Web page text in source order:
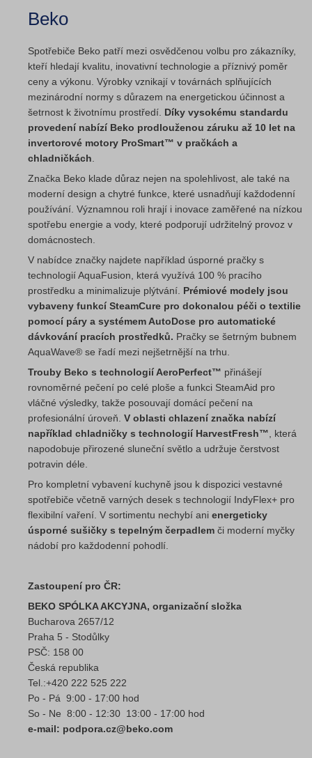
Beko
Spotřebiče Beko patří mezi osvědčenou volbu pro zákazníky,
kteří hledají kvalitu, inovativní technologie a příznivý poměr
ceny a výkonu. Výrobky vznikají v továrnách splňujících
mezinárodní normy s důrazem na energetickou účinnost a
šetrnost k životnímu prostředí. Díky vysokému standardu
provedení nabízí Beko prodlouženou záruku až 10 let na
invertorové motory ProSmart™ v pračkách a
chladničkách
Značka Beko klade důraz nejen na spolehlivost, ale také na
moderní design a chytré funkce, které usnadňují každodenní
používání. Významnou roli hrají i inovace zaměřené na nízkou
spotřebu energie a vody, které podporují udržitelný provoz v
domácnostech.
V nabídce značky najdete například úsporné pračky s
technologií AquaFusion, která využívá 100 % pracího
prostředku a minimalizuje plýtvání. Prémiové modely jsou
vybaveny funkcí SteamCure pro dokonalou péči o textilie
pomocí páry a systémem AutoDose pro automatické
dávkování pracích prostředků. Pračky se šetrným bubnem
AquaWave® se řadí mezi nejšetrnější na trhu.
Trouby Beko s technologií AeroPerfect™ přinášejí
rovnoměrné pečení po celé ploše a funkci SteamAid pro
vláčné výsledky, takže posouvají domácí pečení na
profesionální úroveň. V oblasti chlazení značka nabízí
například chladničky s technologií HarvestFresh™ , která
napodobuje přirozené sluneční světlo a udržuje čerstvost
potravin déle.
Pro kompletní vybavení kuchyně jsou k dispozici vestavné
spotřebiče včetně varných desek s technologií IndyFlex+ pro
flexibilní vaření. V sortimentu nechybí ani energeticky
úsporné sušičky s tepelným čerpadlem či moderní myčky
nádobí pro každodenní pohodlí.
Zastoupení pro ČR:
BEKO SPÓLKA AKCYJNA, organizační složka
Bucharova 2657/12
Praha 5 - Stodůlky
PSČ: 158 00
Česká republika
Tel.:+420 222 525 222
Po - Pá 9:00 - 17:00 hod
So - Ne 8:00 - 12:30 13:00 - 17:00 hod
e-mail: podpora.cz@beko.com